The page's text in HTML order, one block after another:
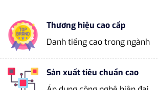
Thương hiệu cao cấp
Danh tiếng cao trong ngành
Sản xuất tiêu chuẩn cao